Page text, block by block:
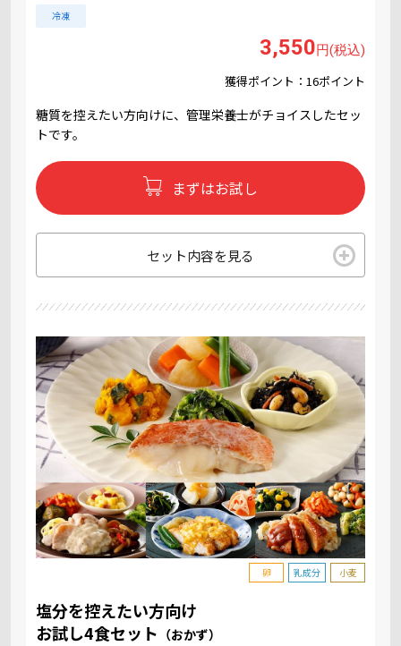
冷凍
3,550円(税込)
獲得ポイント：16ポイント
糖質を控えたい方向けに、管理栄養士がチョイスしたセッ
トです。
まずはお試し
セット内容を見る
卵 乳成分 小麦
塩分を控えたい方向け
お試し4食セット （おかず）